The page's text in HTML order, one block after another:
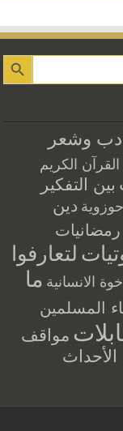
وشعر
القرآن الكريم
بين التفكير
دين
رمضانيات
لتعارفوا
الانسانية ما
المسلمين
مواقف
الأحداث